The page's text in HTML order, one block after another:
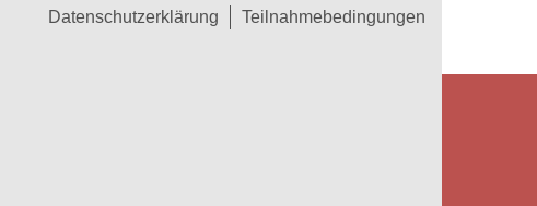
Datenschutzerklärung
Teilnahmebedingungen